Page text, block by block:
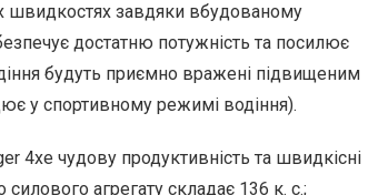
швидкостях завдяки вбудованому
достатню потужність та посилює
будуть приємно вражені підвищеним
у спортивному режимі водіння).
4xe чудову продуктивність та швидкісні
агрегату складає 136 к. с.;